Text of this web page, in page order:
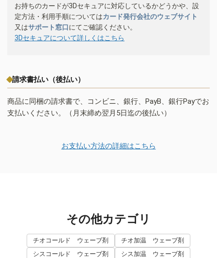
お持ちのカードが3Dセキュアに対応しているかどうかや、設
定方法・利用手順についてはカード発行会社のウェブサイト
又はサポート窓口にてご確認ください。
3Dセキュアについて詳しくはこちら
請求書払い（後払い）
商品に同梱の請求書で、コンビニ、銀行、PayB、銀行Payでお
支払いください。（月末締め翌月5日迄の後払い）
お支払い方法の詳細はこちら
その他カテゴリ
チオコールド ウェーブ剤
チオ加温 ウェーブ剤
シスコールド ウェーブ剤
シス加温 ウェーブ剤